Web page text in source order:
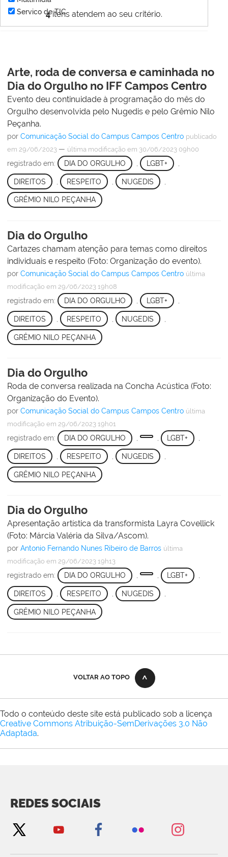
4itens atendem ao seu critério.
Servico de TIC
Arte, roda de conversa e caminhada no
Dia do Orgulho no IFF Campos Centro
Evento deu continuidade à programação do mês do
Orgulho desenvolvida pelo Nugedis e pelo Grêmio Nilo
Peçanha.
por Comunicação Social do Campus Campos Centro publicado
em 29/06/2023 — última modificação em 30/06/2023 09h00
registrado em: DIA DO ORGULHO LGBT+
DIREITOS RESPEITO NUGEDIS
GRÊMIO NILO PEÇANHA
Dia do Orgulho
Cartazes chamam atenção para temas como direitos
individuais e respeito (Foto: Organização do evento).
por Comunicação Social do Campus Campos Centro última
modificação em 29/06/2023 19h08
registrado em: DIA DO ORGULHO LGBT+
DIREITOS RESPEITO NUGEDIS
GRÊMIO NILO PEÇANHA
Dia do Orgulho
Roda de conversa realizada na Concha Acústica (Foto:
Organização do Evento).
por Comunicação Social do Campus Campos Centro última
modificação em 29/06/2023 19h01
registrado em: DIA DO ORGULHO , , LGBT+ ,
DIREITOS RESPEITO NUGEDIS
GRÊMIO NILO PEÇANHA
Dia do Orgulho
Apresentação artística da transformista Layra Covellick
(Foto: Márcia Valéria da Silva/Ascom).
por Antonio Fernando Nunes Ribeiro de Barros última
modificação em 29/06/2023 19h13
registrado em: DIA DO ORGULHO , , LGBT+ ,
DIREITOS RESPEITO NUGEDIS
GRÊMIO NILO PEÇANHA
VOLTAR AO TOPO
Todo o conteúdo deste site está publicado sob a licença
Creative Commons Atribuição-SemDerivações 3.0 Não
Adaptada.
REDES SOCIAIS